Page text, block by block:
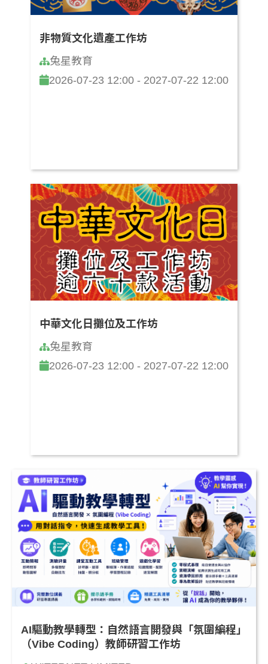
非物質文化遺產工作坊
兔星教育
2026-07-23 12:00 - 2027-07-22 12:00
中華文化日攤位及工作坊
兔星教育
2026-07-23 12:00 - 2027-07-22 12:00
AI驅動教學轉型：自然語言開發與「氛圍編程」
（Vibe Coding）教師研習工作坊